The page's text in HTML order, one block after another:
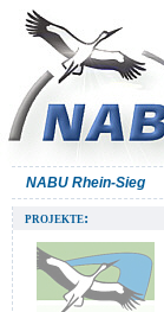
NABU Rhein-Sieg
projekte: